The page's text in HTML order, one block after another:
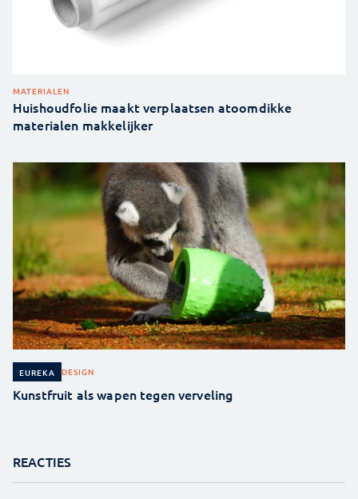
MATERIALEN
Huishoudfolie maakt verplaatsen atoomdikke
materialen makkelijker
EUREKA DESIGN
Kunstfruit als wapen tegen verveling
REACTIES